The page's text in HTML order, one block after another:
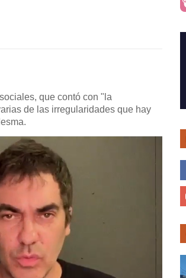
que contó con "la
de las irregularidades que hay